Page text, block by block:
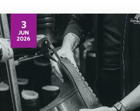
3
JUN
2026